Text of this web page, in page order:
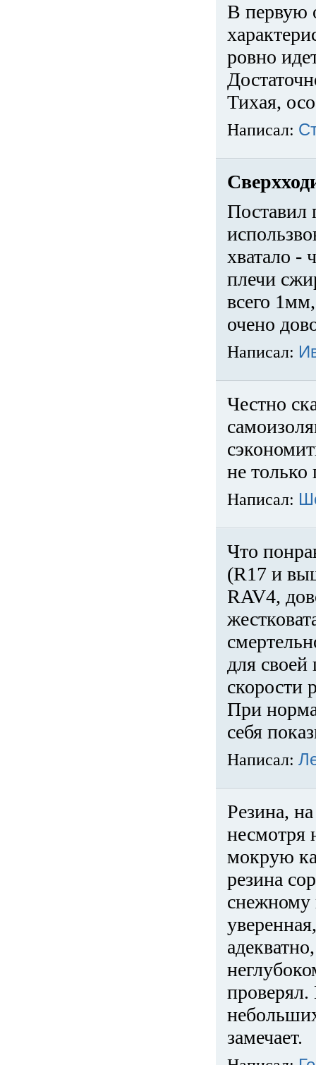
В первую
ровно
Тихая,
Написал:
Поставил
хватало -
плечи
всего
очено
Написал:
Честно
не только
Написал:
Что
(R17 и
RAV4,
для
скорости
При
себя
Написал:
Резина,
несмотря
мокрую
резина
снежному
замечает.